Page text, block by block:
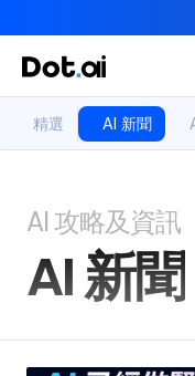
精選 AI 新聞
AI 攻略及資訊
AI 新聞
Dot.AI
全港最貼
我們